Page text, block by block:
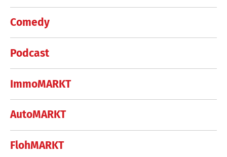
Comedy
Podcast
ImmoMARKT
AutoMARKT
FlohMARKT